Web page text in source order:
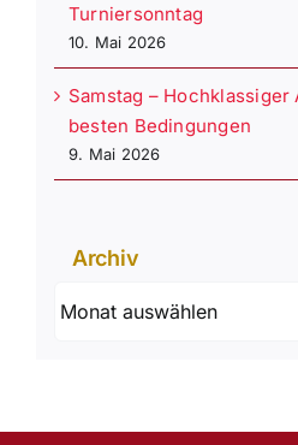
Turniersonntag
10. Mai 2026
Samstag –
besten Bedingungen
9. Mai 2026
Archiv